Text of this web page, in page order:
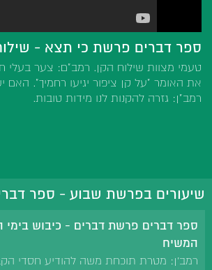
ספר דברים פרשת כי תצא -
טעמי מצוות שילוח הקן. רמב"ם: צער בעלי
את האומר "על קן ציפור יגיעו רחמיך". האם
רמב"ן: גזרה להקנות לנו מידות טובות.
שיעורים בפרשת שבוע - ספר
ספר דברים פרשת דברים - כיבוש בימי
המשיח
רמב'ן: מטרת תוכחת משה להודיע חסדי